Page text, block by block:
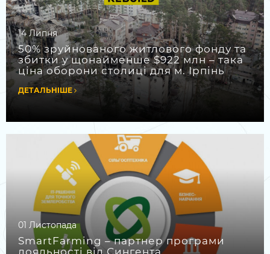
14 Липня
50% зруйнованого житлового фонду та
збитки у щонайменше $922 млн – така
ціна оборони столиці для м. Ірпінь
ДЕТАЛЬНІШЕ
01 Листопада
SmartFarming – партнер програми